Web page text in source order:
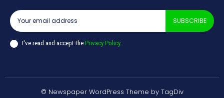
SUBSCRIBE
I've read and accept the Privacy Policy.
© Newspaper WordPress Theme by TagDiv